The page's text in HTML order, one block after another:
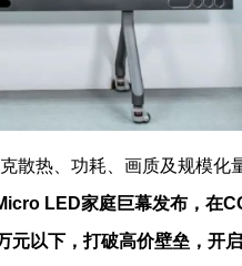
散热、功耗、画质及规模化
icro LED家庭巨幕发布 ， 在C
元以下，打破高价壁垒，开启